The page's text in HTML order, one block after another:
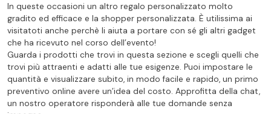
In queste occasioni un altro regalo personalizzato molto
gradito ed efficace e la shopper personalizzata. È utilissima ai
visitatoti anche perchè li aiuta a portare con sé gli altri gadget
che ha ricevuto nel corso dell’evento!
Guarda i prodotti che trovi in questa sezione e scegli quelli che
trovi più attraenti e adatti alle tue esigenze. Puoi impostare le
quantità e visualizzare subito, in modo facile e rapido, un primo
preventivo online avere un’idea del costo. Approfitta della chat,
un nostro operatore risponderà alle tue domande senza